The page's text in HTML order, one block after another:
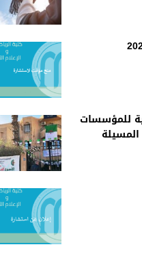
الوطنية للمؤسسات